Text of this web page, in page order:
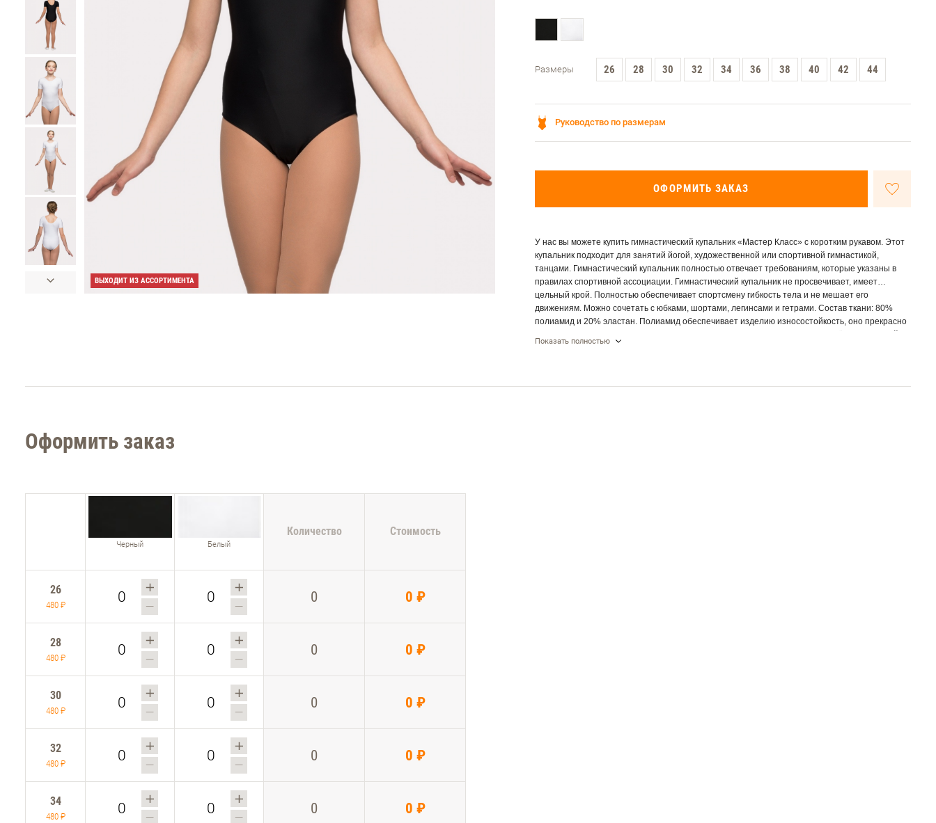
ВЫХОДИТ ИЗ АССОРТИМЕНТА
Размеры 26 28 30 32 34 36 38 40 42 44
Руководство по размерам
ОФОРМИТЬ ЗАКАЗ
У нас вы можете купить гимнастический купальник «Мастер Класс» с коротким рукавом. Этот
купальник подходит для занятий йогой, художественной или спортивной гимнастикой,
танцами. Гимнастический купальник полностью отвечает требованиям, которые указаны в
правилах спортивной ассоциации. Гимнастический купальник не просвечивает, имеет
цельный крой. Полностью обеспечивает спортсмену гибкость тела и не мешает его
движениям. Можно сочетать с юбками, шортами, легинсами и гетрами. Состав ткани: 80%
полиамид и 20% эластан. Полиамид обеспечивает изделию износостойкость, оно прекрасно
сохраняет форму, изделие не требует специального ухода. Ткани, произведённые фирмой -
Показать полностью
Оформить заказ
Черный Белый
Количество Стоимость
26
480 ₽ 0 0 ₽
28
480 ₽ 0 0 ₽
30
480 ₽ 0 0 ₽
32
480 ₽ 0 0 ₽
34
480 ₽ 0 0 ₽